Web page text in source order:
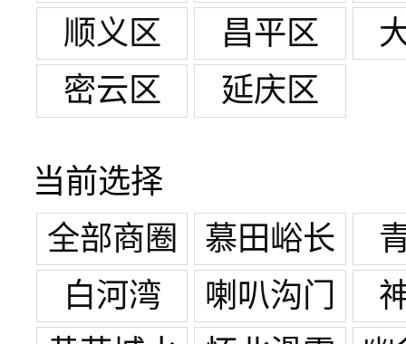
顺义区
昌平区
密云区
延庆区
当前选择
全部商圈
慕田峪长
城
白河湾
喇叭沟门